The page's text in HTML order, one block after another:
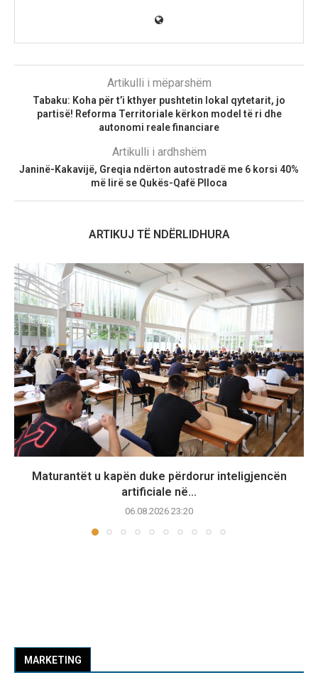
Artikulli i mëparshëm
Tabaku: Koha për t’i kthyer pushtetin lokal qytetarit, jo
partisë! Reforma Territoriale kërkon model të ri dhe
autonomi reale financiare
Artikulli i ardhshëm
Janinë-Kakavijë, Greqia ndërton autostradë me 6 korsi 40%
më lirë se Qukës-Qafë Plloca
ARTIKUJ TË NDËRLIDHURA
Maturantët u kapën duke përdorur inteligjencën
artificiale në...
06.08.2026 23:20
MARKETING